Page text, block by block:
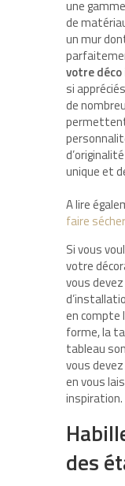
une
de
un mur
votre
si
de
unique et
A lire
faire
Si vous
votre
vous
en compte
forme, la
tableau
vous
en vous
inspiration.
des